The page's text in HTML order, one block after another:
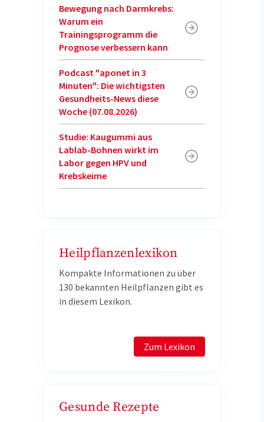
Bewegung nach Darmkrebs:
Warum ein
Trainingsprogramm die
Prognose verbessern kann
Podcast "aponet in 3
Minuten": Die wichtigsten
Gesundheits-News diese
Woche (07.08.2026)
Studie: Kaugummi aus
Lablab-Bohnen wirkt im
Labor gegen HPV und
Krebskeime
Heilpflanzenlexikon
Kompakte Informationen zu über
130 bekannten Heilpflanzen gibt es
in diesem Lexikon.
Zum Lexikon
Gesunde Rezepte